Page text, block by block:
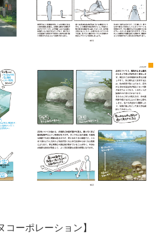
コーポレーション】